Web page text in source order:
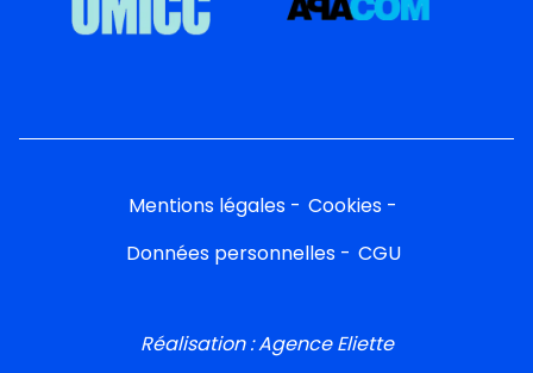
Mentions légales
Cookies
Données personnelles
CGU
Réalisation : Agence Eliette